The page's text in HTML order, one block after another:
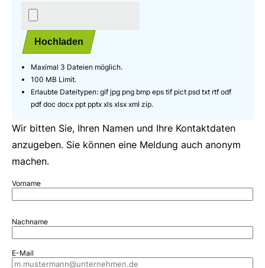
Hochladen
Maximal 3 Dateien möglich.
100 MB Limit.
Erlaubte Dateitypen: gif jpg png bmp eps tif pict psd txt rtf odf
pdf doc docx ppt pptx xls xlsx xml zip.
Wir bitten Sie, Ihren Namen und Ihre Kontaktdaten
anzugeben. Sie können eine Meldung auch anonym
machen.
Vorname
Nachname
E-Mail